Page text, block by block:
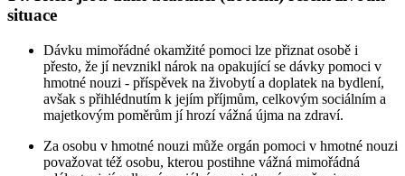
situace
Dávku mimořádné okamžité pomoci lze přiznat osobě i
přesto, že jí nevznikl nárok na opakující se dávky pomoci v
hmotné nouzi - příspěvek na živobytí a doplatek na bydlení,
avšak s přihlédnutím k jejím příjmům, celkovým sociálním a
majetkovým poměrům jí hrozí vážná újma na zdraví.
Za osobu v hmotné nouzi může orgán pomoci v hmotné nouzi
považovat též osobu, kterou postihne vážná mimořádná